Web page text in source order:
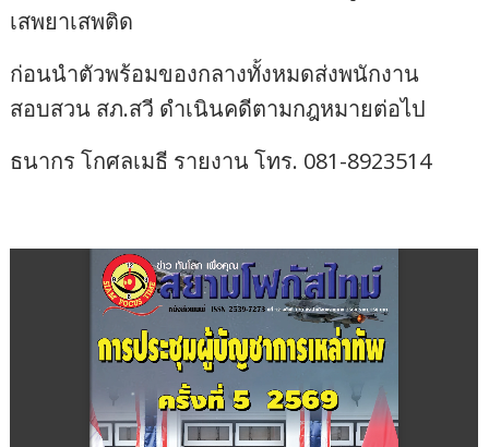
เสพยาเสพติด
ก่อนนำตัวพร้อมของกลางทั้งหมดส่งพนักงาน
สอบสวน สภ.สวี ดำเนินคดีตามกฎหมายต่อไป
ธนากร โกศลเมธี รายงาน โทร. 081-8923514